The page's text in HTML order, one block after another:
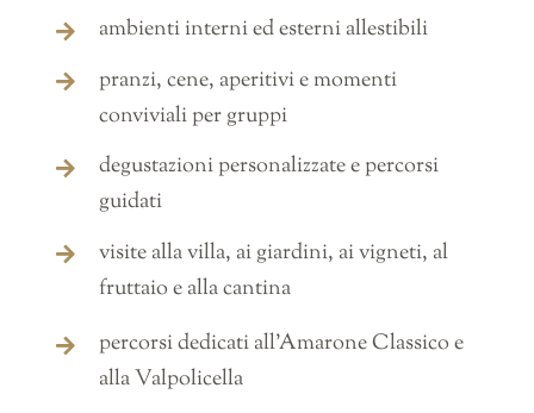
ambienti interni ed esterni allestibili
pranzi, cene, aperitivi e momenti
conviviali per gruppi
degustazioni personalizzate e percorsi
guidati
visite alla villa, ai giardini, ai vigneti, al
fruttaio e alla cantina
percorsi dedicati all’Amarone Classico e
alla Valpolicella